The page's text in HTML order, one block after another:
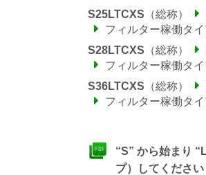
S25LTCXS （総称）
フィルター稼働タ
S28LTCXS （総称）
フィルター稼働タ
S36LTCXS （総称）
フィルター稼働タ
“S” から始まり
プ）してくださ